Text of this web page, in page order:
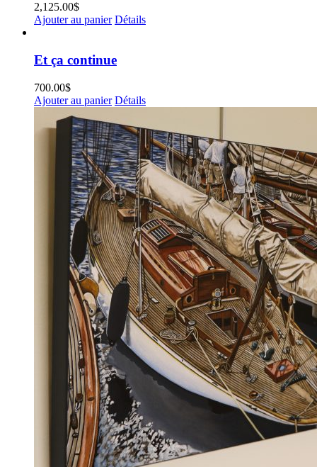
2,125.00$
Ajouter au panier Détails
Et ça continue
700.00$
Ajouter au panier Détails